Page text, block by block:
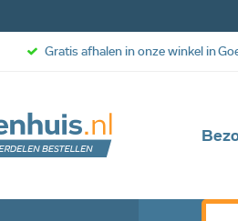
Gratis afhalen in onze winkel in